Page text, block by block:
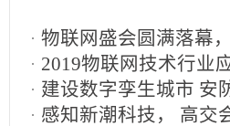
物联网盛会圆满落幕
2019物联网技术行业
2019-12-02
建设数字孪生城市 安
感知新潮科技， 高交